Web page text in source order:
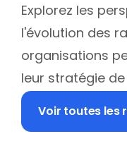
Explorez les
l'évolution des
organisations
leur stratégie
Voir toutes les